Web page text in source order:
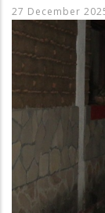
27 December